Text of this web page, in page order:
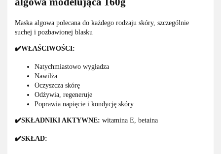
Maska algowa polecana do każdego rodzaju skóry, szczególnie
suchej i pozbawionej blasku
✔️WŁAŚCIWOŚCI:
Natychmiastowo wygładza
Nawilża
Oczyszcza skórę
Odżywia, regeneruje
Poprawia napięcie i kondycję skóry
✔️SKŁADNIKI AKTYWNE: witamina E, betaina
✔️SKŁAD: